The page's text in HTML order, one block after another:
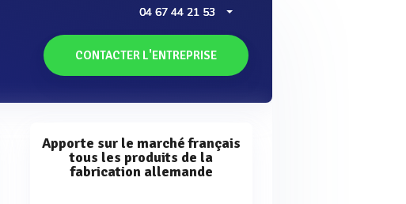
04 67 44 21 53
CONTACTER L'ENTREPRISE
Apporte sur le marché français
tous les produits de la
fabrication allemande